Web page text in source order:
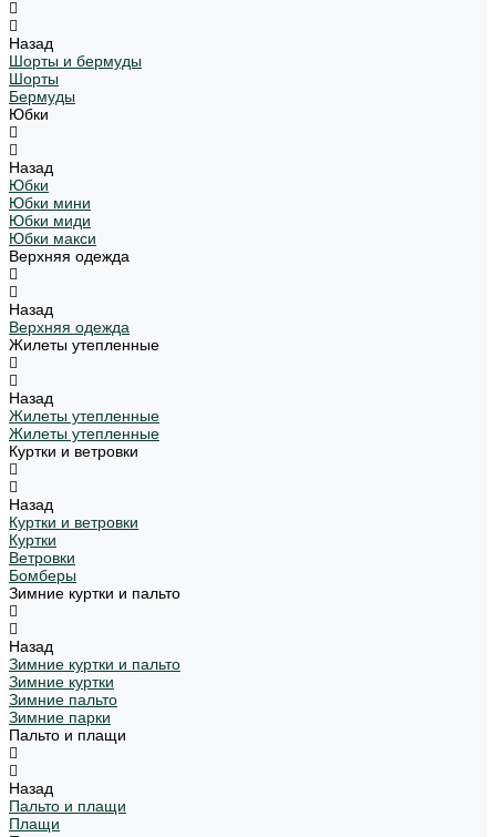
Назад
Шорты и бермуды
Шорты
Бермуды
Юбки
Назад
Юбки
Юбки мини
Юбки миди
Юбки макси
Верхняя одежда
Назад
Верхняя одежда
Жилеты утепленные
Назад
Жилеты утепленные
Жилеты утепленные
Куртки и ветровки
Назад
Куртки и ветровки
Куртки
Ветровки
Бомберы
Зимние куртки и пальто
Назад
Зимние куртки и пальто
Зимние куртки
Зимние пальто
Зимние парки
Пальто и плащи
Назад
Пальто и плащи
Плащи